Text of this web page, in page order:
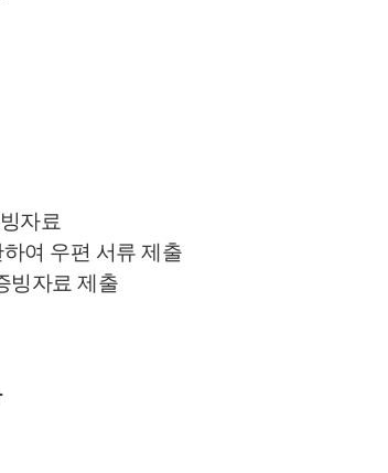
자료
여 우편 서류 제출
빙자료 제출